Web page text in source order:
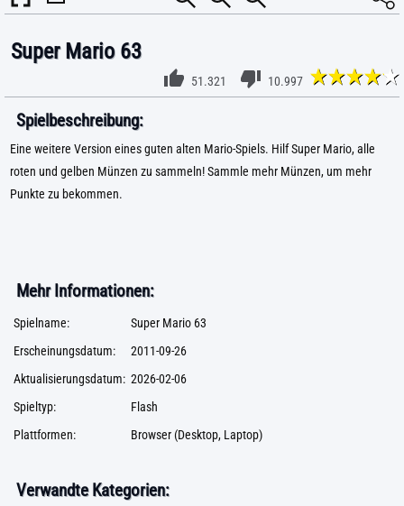
Super Mario 63
51.321 10.997
Spielbeschreibung:
Eine weitere Version eines guten alten Mario-Spiels. Hilf Super Mario, alle
roten und gelben Münzen zu sammeln! Sammle mehr Münzen, um mehr
Punkte zu bekommen.
Mehr Informationen:
Spielname:
Super Mario 63
Erscheinungsdatum:
2011-09-26
Aktualisierungsdatum: 2026-02-06
Spieltyp:
Flash
Plattformen:
Browser (Desktop, Laptop)
Verwandte Kategorien: